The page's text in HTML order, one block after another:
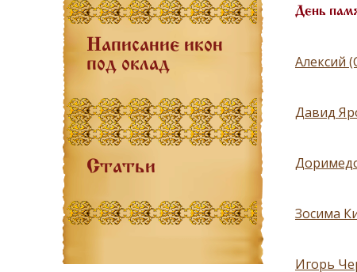
Написание икон
под оклад
Статьи
День
Алексий
Давид
Зосима
Игорь